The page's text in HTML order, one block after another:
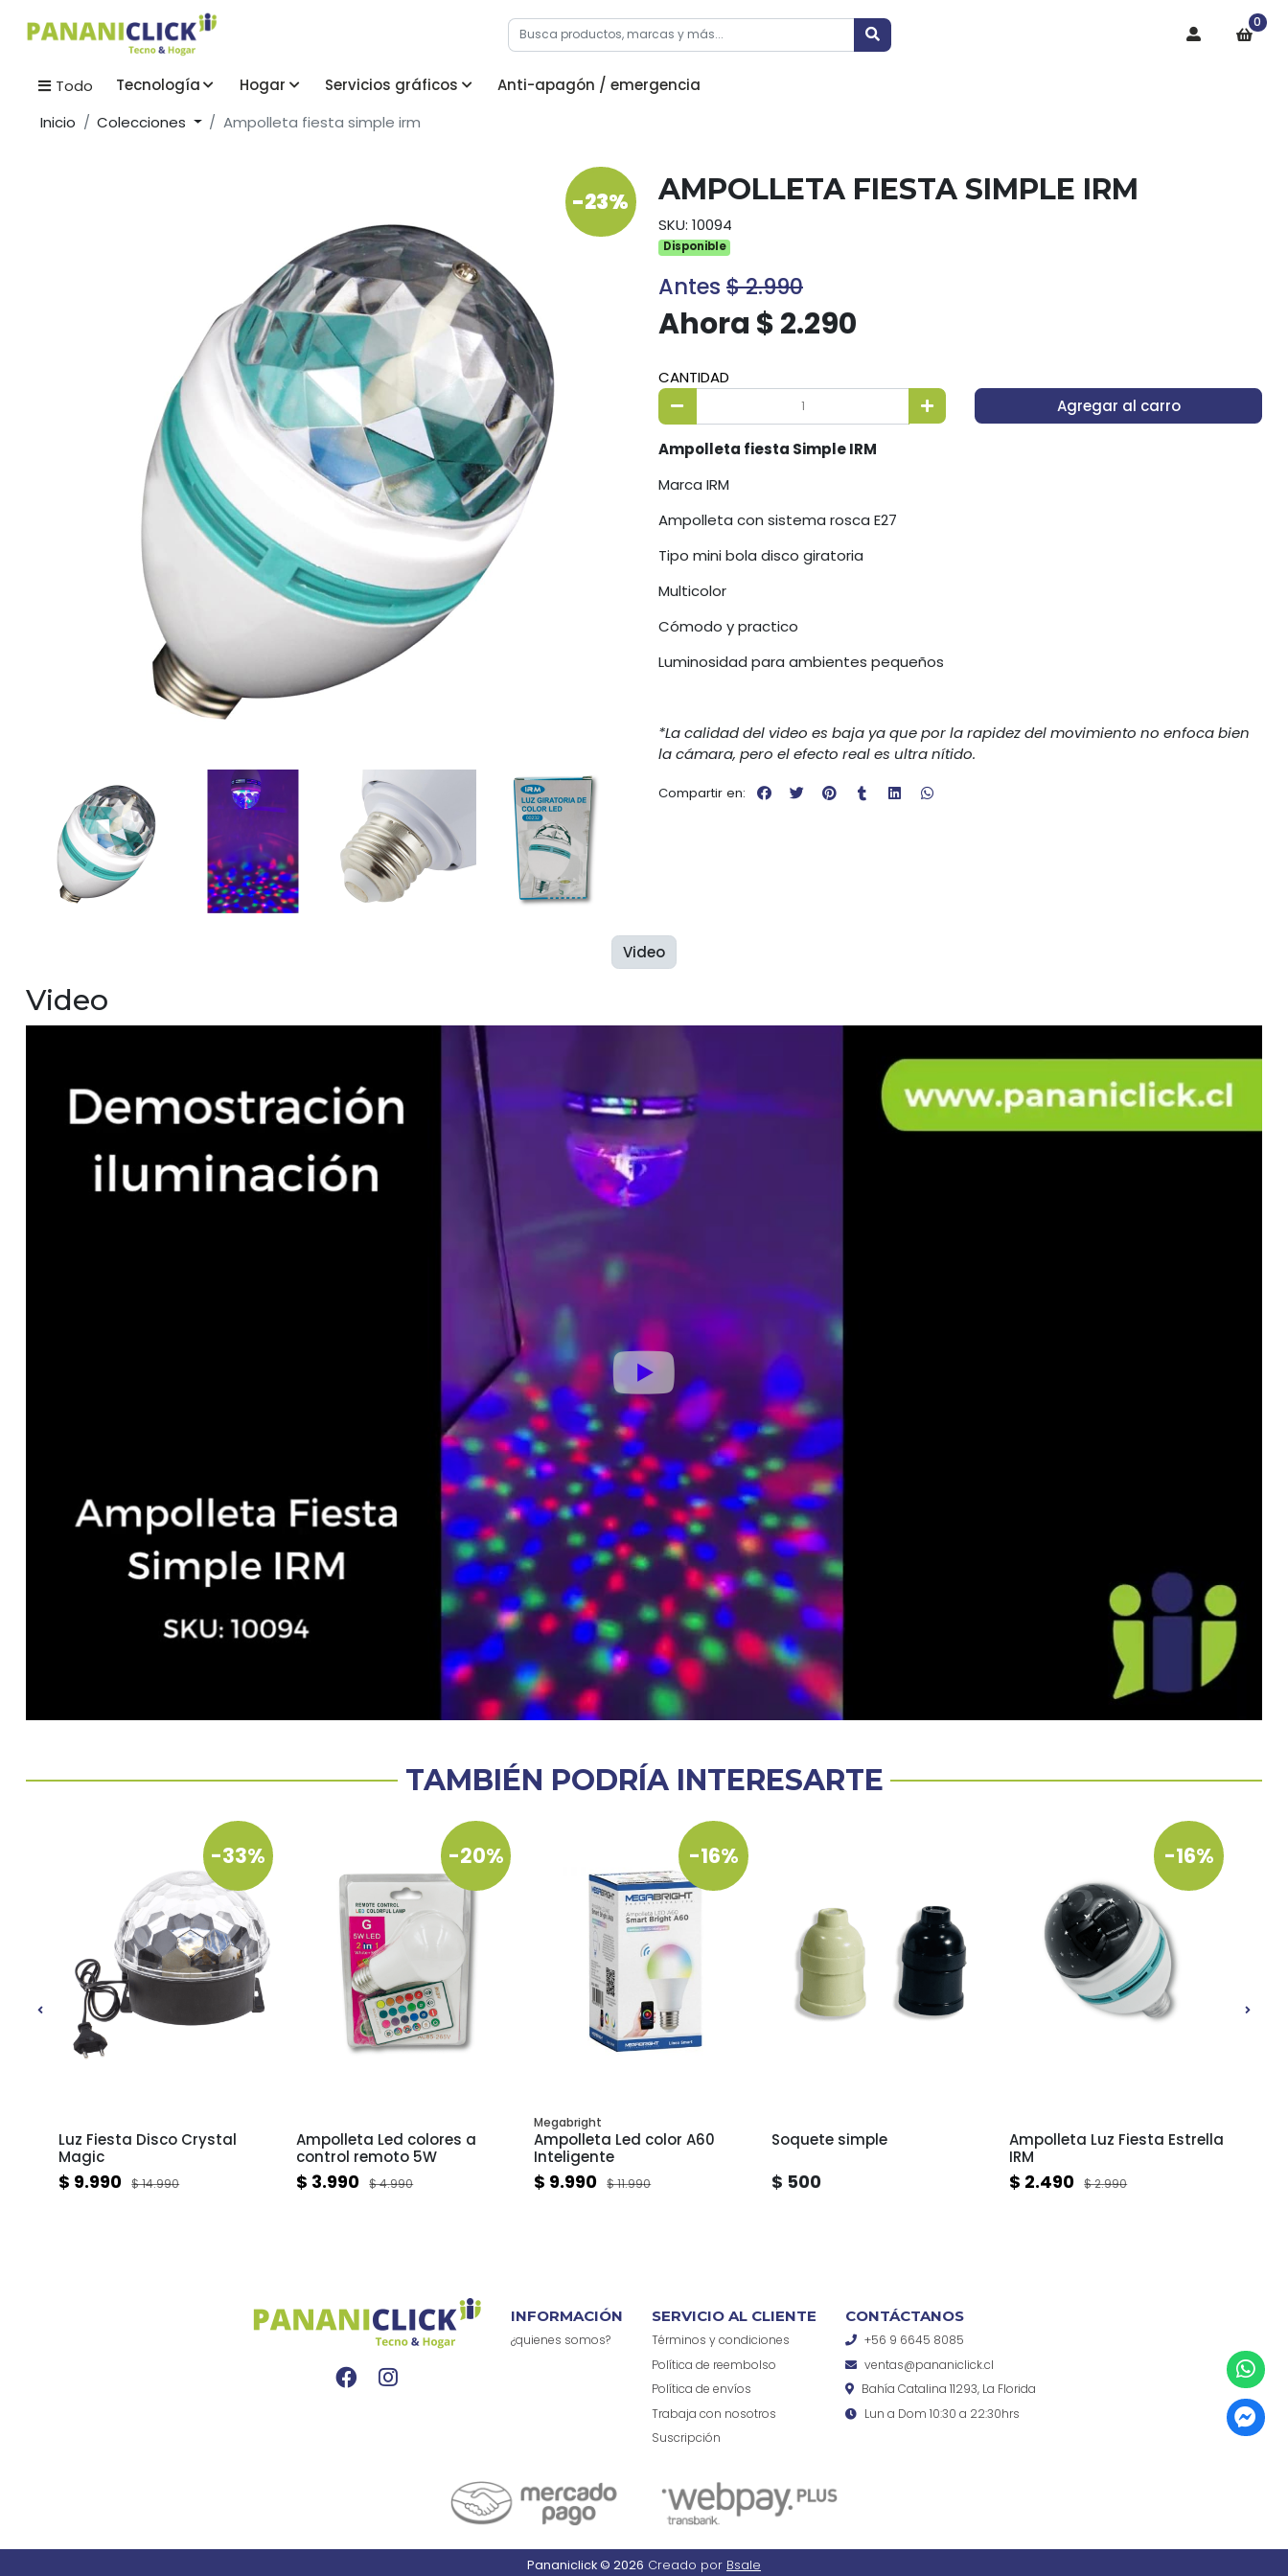
0
Todo Tecnología Hogar Servicios gráficos
Anti-apagón / emergencia
Inicio
Colecciones Ampolleta fiesta simple irm
-23% AMPOLLETA FIESTA SIMPLE IRM
SKU: 10094
Disponible
Antes $ 2.990
Ahora $ 2.290
CANTIDAD
Agregar al carro
Ampolleta fiesta Simple IRM
Marca IRM
Ampolleta con sistema rosca E27
Tipo mini bola disco giratoria
Multicolor
Cómodo y practico
Luminosidad para ambientes pequeños
*La calidad del video es baja ya que por la rapidez del movimiento no enfoca bien
la cámara, pero el efecto real es ultra nítido.
Compartir en:
Video
Video
TAMBIÉN PODRÍA INTERESARTE
-33%
Luz Fiesta Disco Crystal
Magic
$ 9.990 $ 14.990
-20%
Ampolleta Led colores a
control remoto 5W
$ 3.990 $ 4.990
-16%
Megabright
Ampolleta Led color A60
Inteligente
$ 9.990 $ 11.990
Soquete simple
$ 500
-16%
Ampolleta Luz Fiesta Estrella
IRM
$ 2.490 $ 2.990
INFORMACIÓN
¿quienes somos?
SERVICIO AL CLIENTE
Términos y condiciones
Política de reembolso
Política de envíos
Trabaja con nosotros
Suscripción
CONTÁCTANOS
+56 9 6645 8085
ventas@pananiclick.cl
Bahía Catalina 11293, La Florida
Lun a Dom 10:30 a 22:30hrs
Pananiclick © 2026 Creado por Bsale